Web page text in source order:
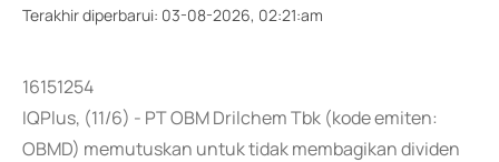
Terakhir diperbarui: 03-08-2026, 02:21:am
16151254
IQPlus, (11/6) - PT OBM Drilchem Tbk (kode emiten:
OBMD) memutuskan untuk tidak membagikan dividen